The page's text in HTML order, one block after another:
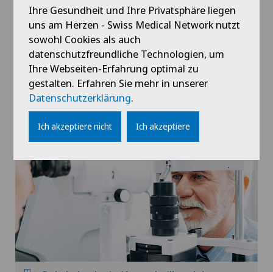
Ihre Gesundheit und Ihre Privatsphäre liegen
uns am Herzen - Swiss Medical Network nutzt
sowohl Cookies als auch
datenschutzfreundliche Technologien, um
Ihre Webseiten-Erfahrung optimal zu
gestalten. Erfahren Sie mehr in unserer
Datenschutzerklärung.
Ich akzeptiere nicht Ich akzeptiere